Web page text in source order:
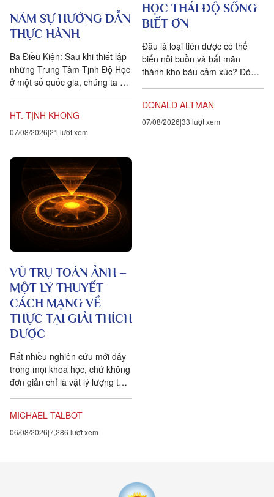
NĂM SỰ HƯỚNG DẪN
THỰC HÀNH
Ba Điều Kiện: Sau khi thiết lập
những Trung Tâm Tịnh Độ Học
ở một số quốc gia, chúng ta đặt
hành giả Tịnh...
HT. TỊNH KHÔNG
07/08/2026 21 lượt xem
HỌC THÁI ĐỘ SỐNG
BIẾT ƠN
Đâu là loại tiên dược có thể
biến nỗi buồn và bất mãn
thành kho báu cảm xúc? Đó
DONALD ALTMAN
07/08/2026 33 lượt xem
VŨ TRỤ TOÀN ẢNH –
MỘT LÝ THUYẾT
CÁCH MẠNG VỀ
THỰC TẠI GIẢI THÍCH
ĐƯỢC
Rất nhiều nghiên cứu mới đây
trong mọi khoa học, chứ không
đơn giản chỉ là vật lý lượng tử,
chúng ta tưởng. Một câu
chuyện khoa học đang xuất
kết nối. Khía cạnh quan trọng
MICHAEL TALBOT
06/08/2026 7,286 lượt xem